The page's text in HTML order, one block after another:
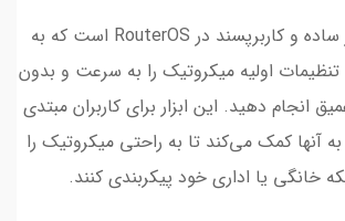
QuickSet یک ابزار ساده و کاربرپسند در RouterOS است که به
اولیه میکروتیک را به سرعت و بدون
انجام دهید. این ابزار برای کاربران مبتدی
آنها کمک می‌کند تا به راحتی میکروتیک را
خانگی یا اداری خود پیکربندی کنند.